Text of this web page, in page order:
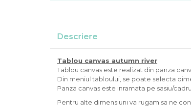
Descriere
Tablou canvas autumn river
Tablou canvas este realizat din panza
Din meniul tabloului, se poate selecta
Panza canvas este inramata pe sasiu/
Pentru alte dimensiuni va rugam sa ne